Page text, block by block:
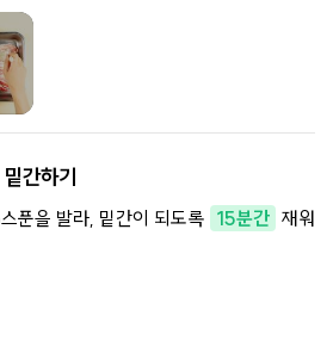
간하기
푼을 발라, 밑간이 되도록 15분간 재워